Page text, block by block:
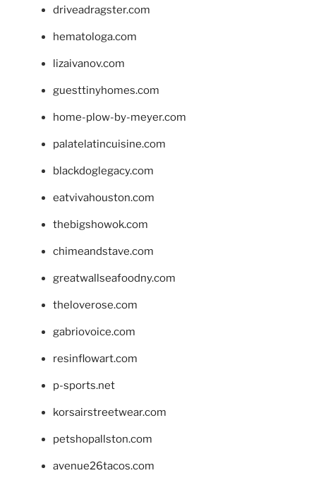
driveadragster.com
hematologa.com
lizaivanov.com
guesttinyhomes.com
home-plow-by-meyer.com
palatelatincuisine.com
blackdoglegacy.com
eatvivahouston.com
thebigshowok.com
chimeandstave.com
greatwallseafoodny.com
theloverose.com
gabriovoice.com
resinflowart.com
p-sports.net
korsairstreetwear.com
petshopallston.com
avenue26tacos.com